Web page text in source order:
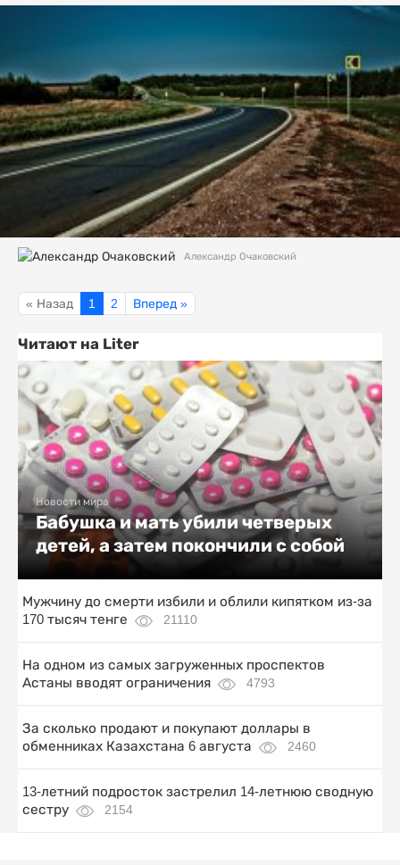
Александр Очаковский
« Назад 1 2 Вперед »
Читают на Liter
Новости мира
Бабушка и мать убили четверых
детей, а затем покончили с собой
Мужчину до смерти избили и облили кипятком из-за
170 тысяч тенге
21110
На одном из самых загруженных проспектов
Астаны вводят ограничения
4793
За сколько продают и покупают доллары в
обменниках Казахстана 6 августа
2460
13-летний подросток застрелил 14-летнюю сводную
сестру
2154